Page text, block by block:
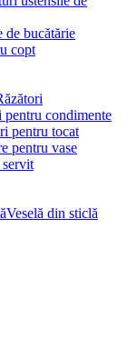
de bucătărie
copt
pentru condimente
pentru tocat
pentru vase
servit
Veselă din sticlă